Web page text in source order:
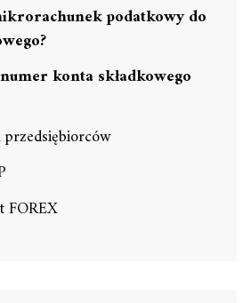
podatkowy do
konta składkowego
FOREX